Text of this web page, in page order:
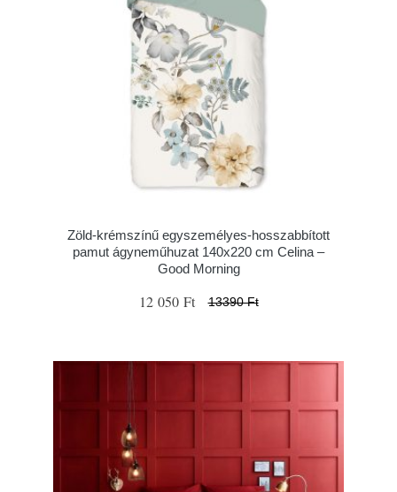
Zöld-krémszínű egyszemélyes-hosszabbított
pamut ágyneműhuzat 140x220 cm Celina –
Good Morning
12 050 Ft 13390 Ft